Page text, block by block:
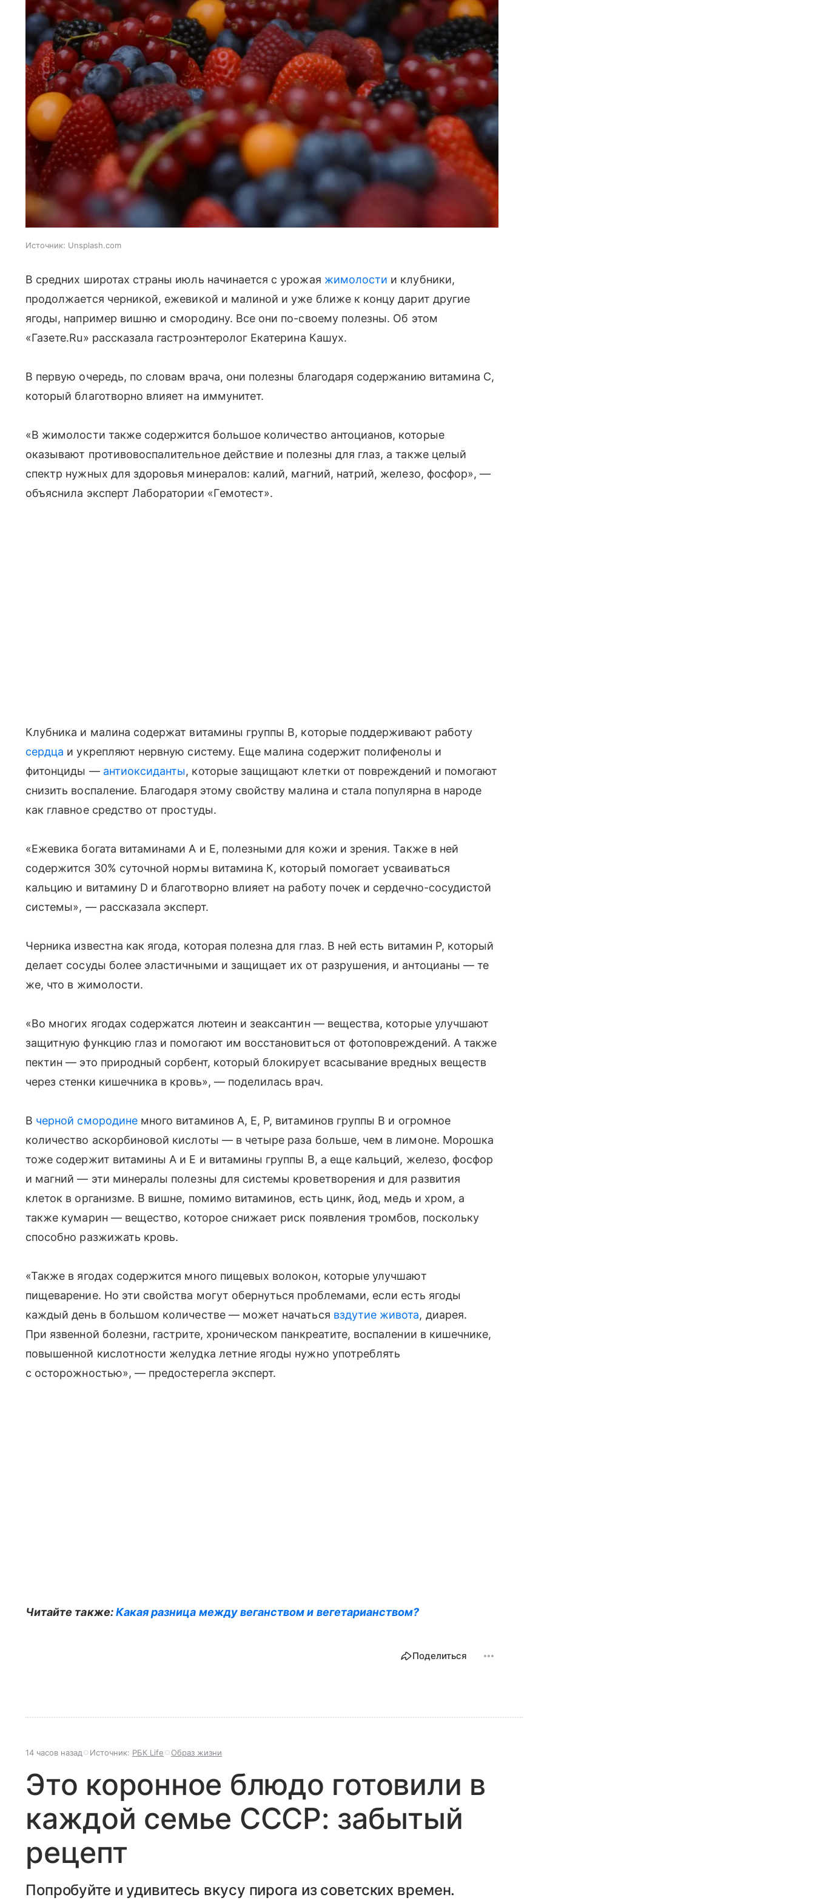
Источник: Unsplash.com
В средних широтах страны июль начинается с урожая жимолости и клубники,
продолжается черникой, ежевикой и малиной и уже ближе к концу дарит другие
ягоды, например вишню и смородину. Все они по-своему полезны. Об этом
«Газете.Ru» рассказала гастроэнтеролог Екатерина Кашух.
В первую очередь, по словам врача, они полезны благодаря содержанию витамина С,
который благотворно влияет на иммунитет.
«В жимолости также содержится большое количество антоцианов, которые
оказывают противовоспалительное действие и полезны для глаз, а также целый
спектр нужных для здоровья минералов: калий, магний, натрий, железо, фосфор», —
объяснила эксперт Лаборатории «Гeмотест».
Клубника и малина содержат витамины группы В, которые поддерживают работу
сердца и укрепляют нервную систему. Еще малина содержит полифенолы и
фитонциды — антиоксиданты, которые защищают клетки от повреждений и помогают
снизить воспаление. Благодаря этому свойству малина и стала популярна в народе
как главное средство от простуды.
«Ежевика богата витаминами А и Е, полезными для кожи и зрения. Также в ней
содержится 30% суточной нормы витамина К, который помогает усваиваться
кальцию и витамину D и благотворно влияет на работу почек и сердечно-сосудистой
системы», — рассказала эксперт.
Черника известна как ягода, которая полезна для глаз. В ней есть витамин Р, который
делает сосуды более эластичными и защищает их от разрушения, и антоцианы — те
же, что в жимолости.
«Во многих ягодах содержатся лютеин и зеаксантин — вещества, которые улучшают
защитную функцию глаз и помогают им восстановиться от фотоповреждений. А также
пектин — это природный сорбент, который блокирует всасывание вредных веществ
через стенки кишечника в кровь», — поделилась врач.
В черной смородинемного витаминов А, Е, Р, витаминов группы В и огромное
количество аскорбиновой кислоты — в четыре раза больше, чем в лимоне. Морошка
тоже содержит витамины А и Е и витамины группы В, а еще кальций, железо, фосфор
и магний — эти минералы полезны для системы кроветворения и для развития
клеток в организме. В вишне, помимо витаминов, есть цинк, йод, медь и хром, а
также кумарин — вещество, которое снижает риск появления тромбов, поскольку
способно разжижать кровь.
«Также в ягодах содержится много пищевых волокон, которые улучшают
пищеварение. Но эти свойства могут обернуться проблемами, если есть ягоды
каждый день в большом количестве — может начаться вздутие живота, диарея.
При язвенной болезни, гастрите, хроническом панкреатите, воспалении в кишечнике,
повышенной кислотности желудка летние ягоды нужно употреблять
с осторожностью», — предостерегла эксперт.
Читайте также:Какая разница между веганством и вегетарианством?
Поделиться
14 часов назад Источник: РБК Life Образ жизни
Это коронное блюдо готовили в
каждой семье СССР: забытый
рецепт
Попробуйте и удивитесь вкусу пирога из советских времен.